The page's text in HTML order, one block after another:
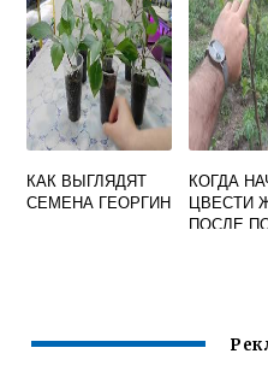
КАК ВЫГЛЯДЯТ
СЕМЕНА ГЕОРГИН
КОГДА
ЦВЕСТИ
ПОСЛЕ